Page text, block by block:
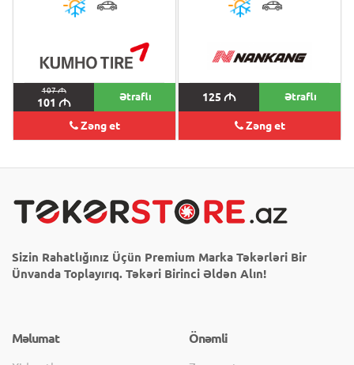
107M
101 M Ətraflı
Zəng et
125 M Ətraflı
Zəng et
Sizin Rahatlığınız Üçün Premium Marka Təkərləri Bir
Ünvanda Toplayırıq. Təkəri Birinci Əldən Alın!
Məlumat Önəmli